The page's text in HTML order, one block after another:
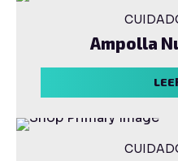
Ampolla